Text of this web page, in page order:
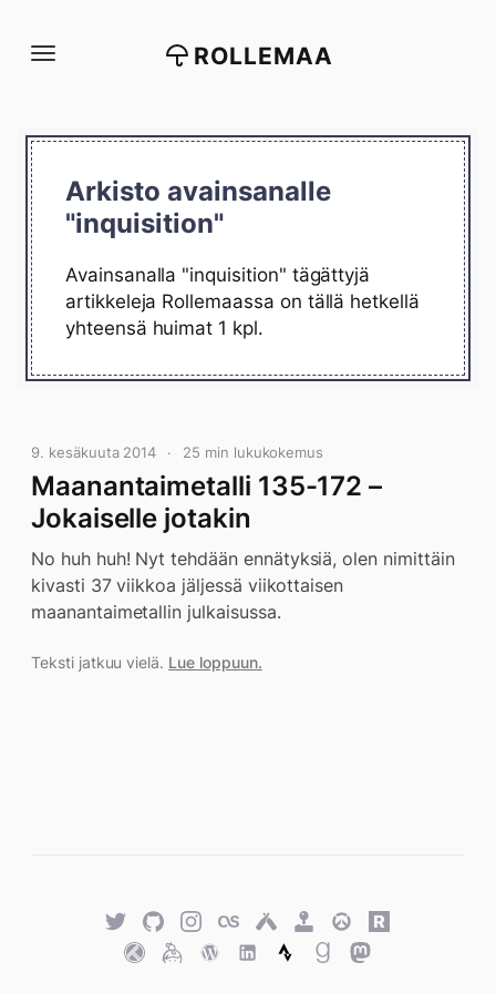
suoraan
ROLLEMAA
Arkisto avainsanalle
"inquisition"
Avainsanalla "inquisition" tägättyjä
artikkeleja Rollemaassa on tällä hetkellä
yhteensä huimat 1 kpl.
9. kesäkuuta 2014 25 min lukukokemus
Maanantaimetalli 135-172 –
Jokaiselle jotakin
No huh huh! Nyt tehdään ennätyksiä, olen nimittäin
kivasti 37 viikkoa jäljessä viikottaisen
maanantaimetallin julkaisussa.
Teksti jatkuu vielä. Lue loppuun.
TwitterGitHubTwitterLast.fmUntappd
Retro
Achievements
Overwatch
Rawg.io
TraktKeybaseWordPress
WordPress
StravaGoodreads
Mastodon